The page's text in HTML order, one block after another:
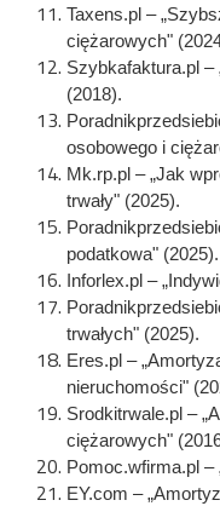
Taxens.pl –
ciężarowych"
Szybkafaktura.pl
(2018).
osobowego i
Mk.rp.pl – „Jak
trwały" (2025).
podatkowa" (2025).
Inforlex.pl –
trwałych" (2025).
Eres.pl –
nieruchomości"
Srodkitrwale.pl –
ciężarowych"
Pomoc.wfirma.pl –
EY.com –